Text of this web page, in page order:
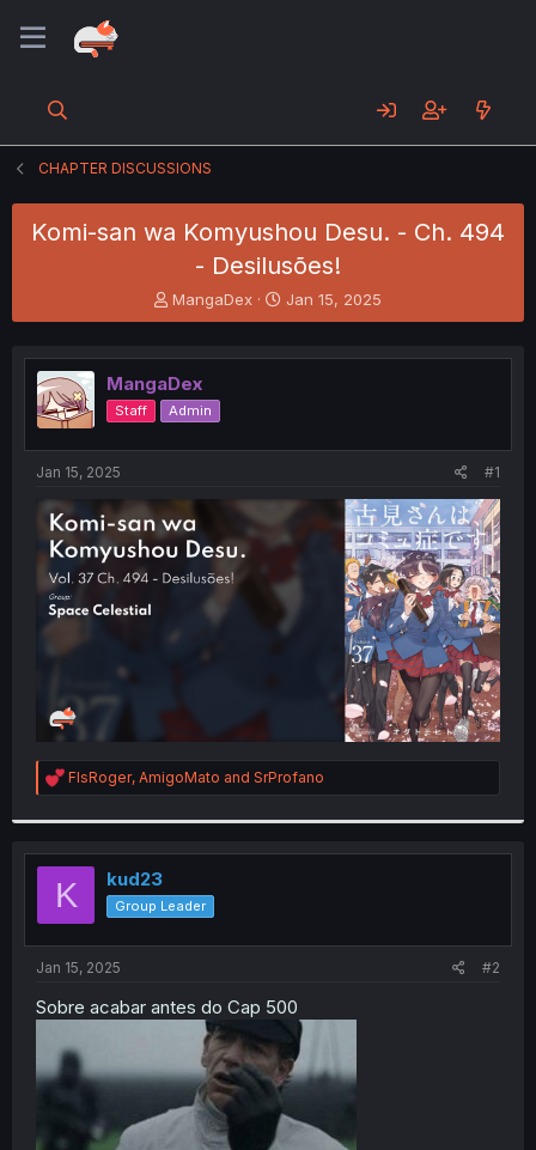
CHAPTER DISCUSSIONS
Komi-san wa Komyushou Desu. - Ch. 494
- Desilusões!
T
h
e
a
d
s
t
e
r
MangaDex
S
t
r
t
Jan 15, 2025
MangaDex
Staff Admin
Jan 15, 2025 #1
R
e
t
i
o
n
s
:
FlsRoger, AmigoMato and SrProfano
K kud23
Group Leader
Jan 15, 2025 #2
Sobre acabar antes do Cap 500